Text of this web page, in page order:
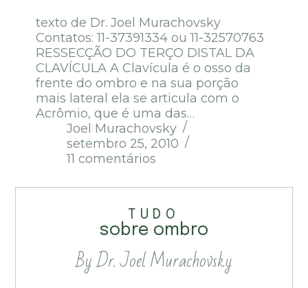
texto de Dr. Joel Murachovsky
Contatos: 11-37391334 ou 11-32570763
RESSECÇÃO DO TERÇO DISTAL DA
CLAVÍCULA A Clavícula é o osso da
frente do ombro e na sua porção
mais lateral ela se articula com o
Acrômio, que é uma das…
Joel Murachovsky
setembro 25, 2010
11 comentários
TUDO
sobre ombro
By Dr. Joel Murachovsky